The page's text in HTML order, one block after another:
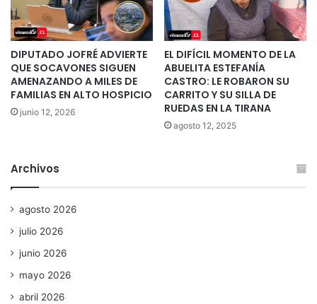
DIPUTADO JOFRÉ ADVIERTE
QUE SOCAVONES SIGUEN
AMENAZANDO A MILES DE
FAMILIAS EN ALTO HOSPICIO
junio 12, 2026
EL DIFÍCIL MOMENTO DE LA
ABUELITA ESTEFANÍA
CASTRO: LE ROBARON SU
CARRITO Y SU SILLA DE
RUEDAS EN LA TIRANA
agosto 12, 2025
Archivos
agosto 2026
julio 2026
junio 2026
mayo 2026
abril 2026